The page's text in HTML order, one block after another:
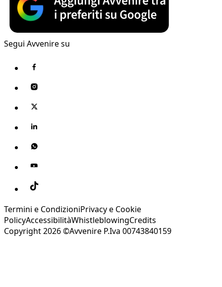
Segui Avvenire su
Termini e CondizioniPrivacy e Cookie
PolicyAccessibilitàWhistleblowingCredits
Copyright 2026 ©Avvenire P.Iva 00743840159